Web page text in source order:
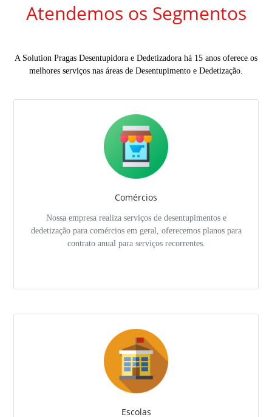
Atendemos os Segmentos
A Solution Pragas Desentupidora e Dedetizadora há 15 anos oferece os
melhores serviços nas áreas de Desentupimento e Dedetização.
Comércios
Nossa empresa realiza serviços de desentupimentos e
dedetização para comércios em geral, oferecemos planos para
contrato anual para serviços recorrentes.
Escolas